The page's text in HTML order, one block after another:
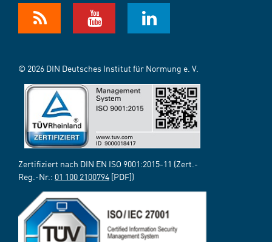
© 2026 DIN Deutsches Institut für Normung e. V.
Zertifiziert nach DIN EN ISO 9001:2015-11 (Zert.-
Reg.-Nr.: 01 100 2100794 [PDF])